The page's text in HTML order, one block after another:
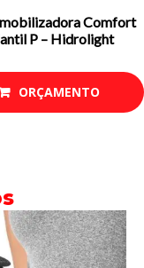
Comfort
P – Hidrolight
ORÇAMENTO